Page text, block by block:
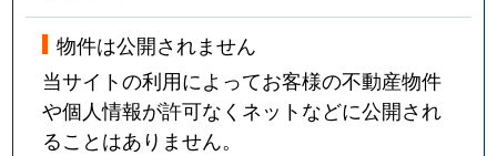
物件は公開されません
当サイトの利用によってお客様の不動産物件
や個人情報が許可なくネットなどに公開され
ることはありません。